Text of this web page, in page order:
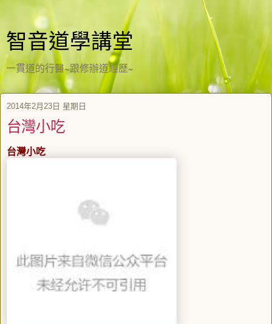
智音道學講堂
一貫道的行醫~跟修辦道經歷~
2014年2月23日 星期日
台灣小吃
台灣小吃